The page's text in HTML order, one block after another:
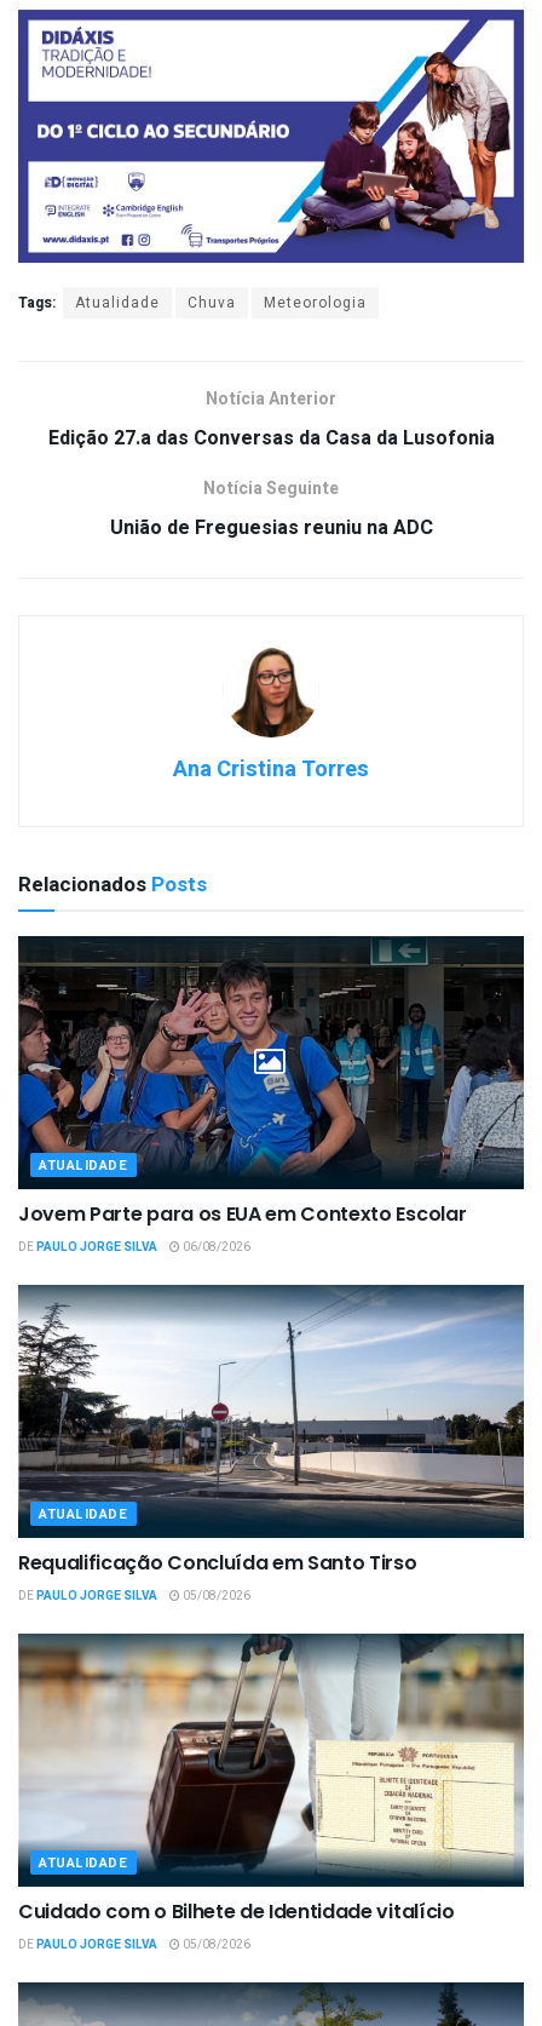
Tags: Atualidade Chuva Meteorologia
Notícia Anterior
Edição 27.a das Conversas da Casa da Lusofonia
Notícia Seguinte
União de Freguesias reuniu na ADC
Ana Cristina Torres
Relacionados Posts
ATUALIDADE
Jovem Parte para os EUA em Contexto Escolar
DEPAULO JORGE SILVA 06/08/2026
ATUALIDADE
Requalificação Concluída em Santo Tirso
DEPAULO JORGE SILVA 05/08/2026
ATUALIDADE
Cuidado com o Bilhete de Identidade vitalício
DEPAULO JORGE SILVA 05/08/2026